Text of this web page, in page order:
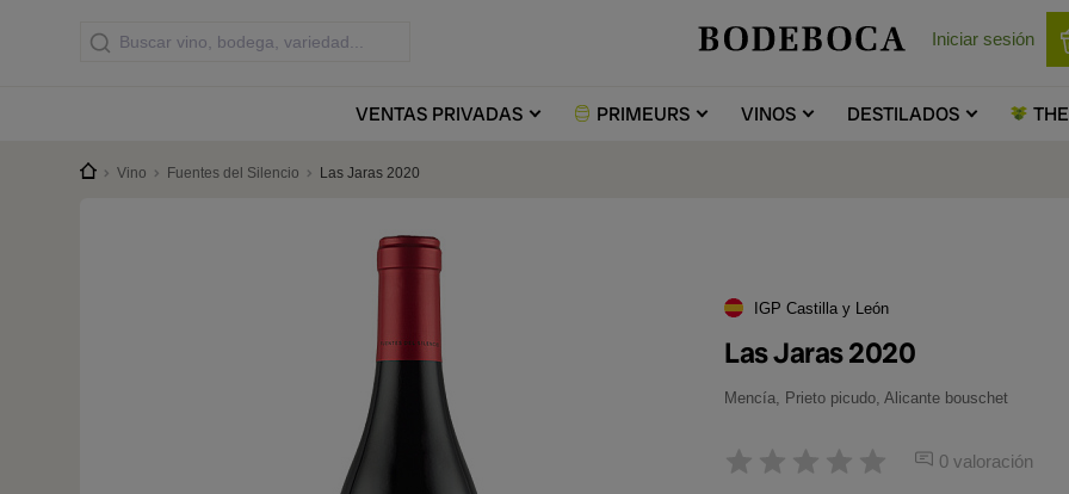
Iniciar sesión
VENTASPRIVADAS PRIMEURS VINOS DESTILADOS THE
Vino Fuentes del Silencio Las Jaras 2020
IGP Castilla y León
Las Jaras 2020
Mencía, Prieto picudo, Alicante bouschet
0 valoración